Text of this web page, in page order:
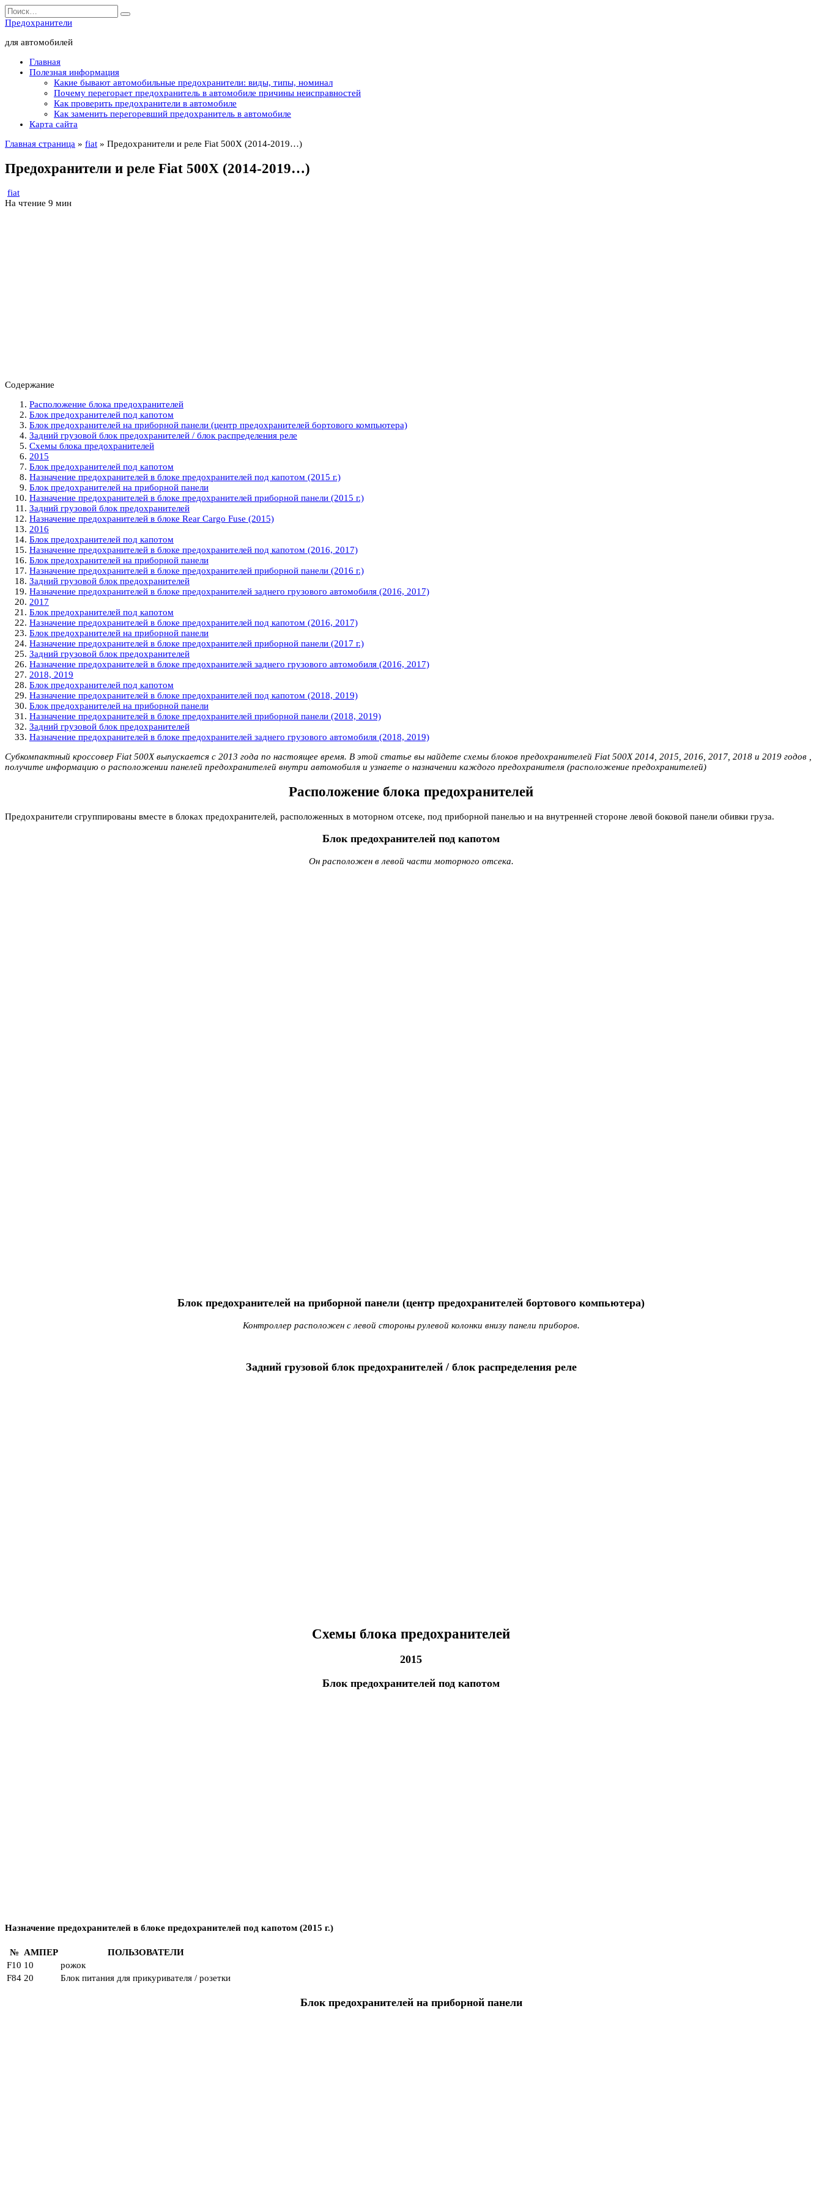
Перейти
к
содержанию
Search
for:
Предохранители
для автомобилей
Главная
Полезная информация
Какие бывают автомобильные предохранители: виды, типы, номинал
Почему перегорает предохранитель в автомобиле причины неисправностей
Как проверить предохранители в автомобиле
Как заменить перегоревший предохранитель в автомобиле
Карта сайта
Главная страница » fiat » Предохранители и реле Fiat 500X (2014-2019…)
Предохранители и реле Fiat 500X (2014-2019…)
fiat
На чтение 9 мин
Содержание
Расположение блока предохранителей
Блок предохранителей под капотом
Блок предохранителей на приборной панели (центр предохранителей бортового компьютера)
Задний грузовой блок предохранителей / блок распределения реле
Схемы блока предохранителей
2015
Блок предохранителей под капотом
Назначение предохранителей в блоке предохранителей под капотом (2015 г.)
Блок предохранителей на приборной панели
Назначение предохранителей в блоке предохранителей приборной панели (2015 г.)
Задний грузовой блок предохранителей
Назначение предохранителей в блоке Rear Cargo Fuse (2015)
2016
Блок предохранителей под капотом
Назначение предохранителей в блоке предохранителей под капотом (2016, 2017)
Блок предохранителей на приборной панели
Назначение предохранителей в блоке предохранителей приборной панели (2016 г.)
Задний грузовой блок предохранителей
Назначение предохранителей в блоке предохранителей заднего грузового автомобиля (2016, 2017)
2017
Блок предохранителей под капотом
Назначение предохранителей в блоке предохранителей под капотом (2016, 2017)
Блок предохранителей на приборной панели
Назначение предохранителей в блоке предохранителей приборной панели (2017 г.)
Задний грузовой блок предохранителей
Назначение предохранителей в блоке предохранителей заднего грузового автомобиля (2016, 2017)
2018, 2019
Блок предохранителей под капотом
Назначение предохранителей в блоке предохранителей под капотом (2018, 2019)
Блок предохранителей на приборной панели
Назначение предохранителей в блоке предохранителей приборной панели (2018, 2019)
Задний грузовой блок предохранителей
Назначение предохранителей в блоке предохранителей заднего грузового автомобиля (2018, 2019)
Субкомпактный кроссовер Fiat 500X выпускается с 2013 года по настоящее время. В этой статье вы найдете схемы блоков предохранителей Fiat 500X 2014, 2015, 2016, 2017, 2018 и 2019 годов ,
получите информацию о расположении панелей предохранителей внутри автомобиля и узнаете о назначении каждого предохранителя (расположение предохранителей)
Расположение блока предохранителей
Предохранители сгруппированы вместе в блоках предохранителей, расположенных в моторном отсеке, под приборной панелью и на внутренней стороне левой боковой панели обивки груза.
Блок предохранителей под капотом
Он расположен в левой части моторного отсека.
Блок предохранителей на приборной панели (центр предохранителей бортового компьютера)
Контроллер расположен с левой стороны рулевой колонки внизу панели приборов.
Задний грузовой блок предохранителей / блок распределения реле
Схемы блока предохранителей
2015
Блок предохранителей под капотом
Назначение предохранителей в блоке предохранителей под капотом (2015 г.)
№ АМПЕР
ПОЛЬЗОВАТЕЛИ
F10 10
рожок
F84 20 Блок питания для прикуривателя / розетки
Блок предохранителей на приборной панели